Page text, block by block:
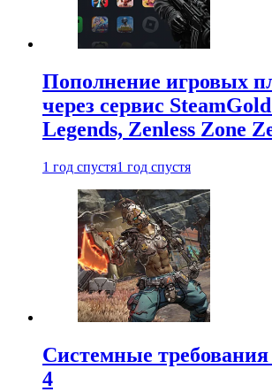
Пополнение игровых
через сервис
Legends, Zenless Zone
1 год спустя1 год спустя
Системные
4